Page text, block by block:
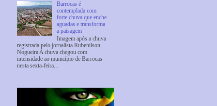
Barrocas é
contemplada com
forte chuva que enche
aguadas e transforma
a paisagem
Imagem após a chuva
registrada pelo jornalista Rubenilson
Nogueira A chuva chegou com
intensidade ao município de Barrocas
nesta sexta-feira...